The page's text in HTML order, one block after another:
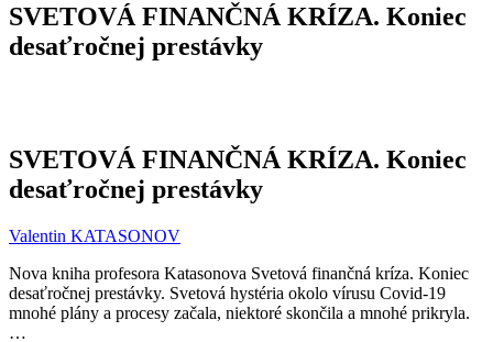
SVETOVÁ FINANČNÁ KRÍZA. Koniec
desaťročnej prestávky
SVETOVÁ FINANČNÁ KRÍZA. Koniec
desaťročnej prestávky
Valentin KATASONOV
Nova kniha profesora Katasonova Svetová finančná kríza. Koniec
desaťročnej prestávky. Svetová hystéria okolo vírusu Covid-19
mnohé plány a procesy začala, niektoré skončila a mnohé prikryla.
…